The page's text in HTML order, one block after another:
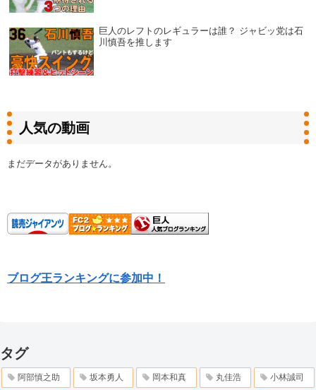
巨人のレフトのレギュラーは誰？ ジャビッ党は石
川慎吾を推します
人気の動画
まだデータがありません。
ブログ王ランキングに参加中！
タグ
阿部慎之助 坂本勇人 岡本和真 丸佳浩 小林誠司